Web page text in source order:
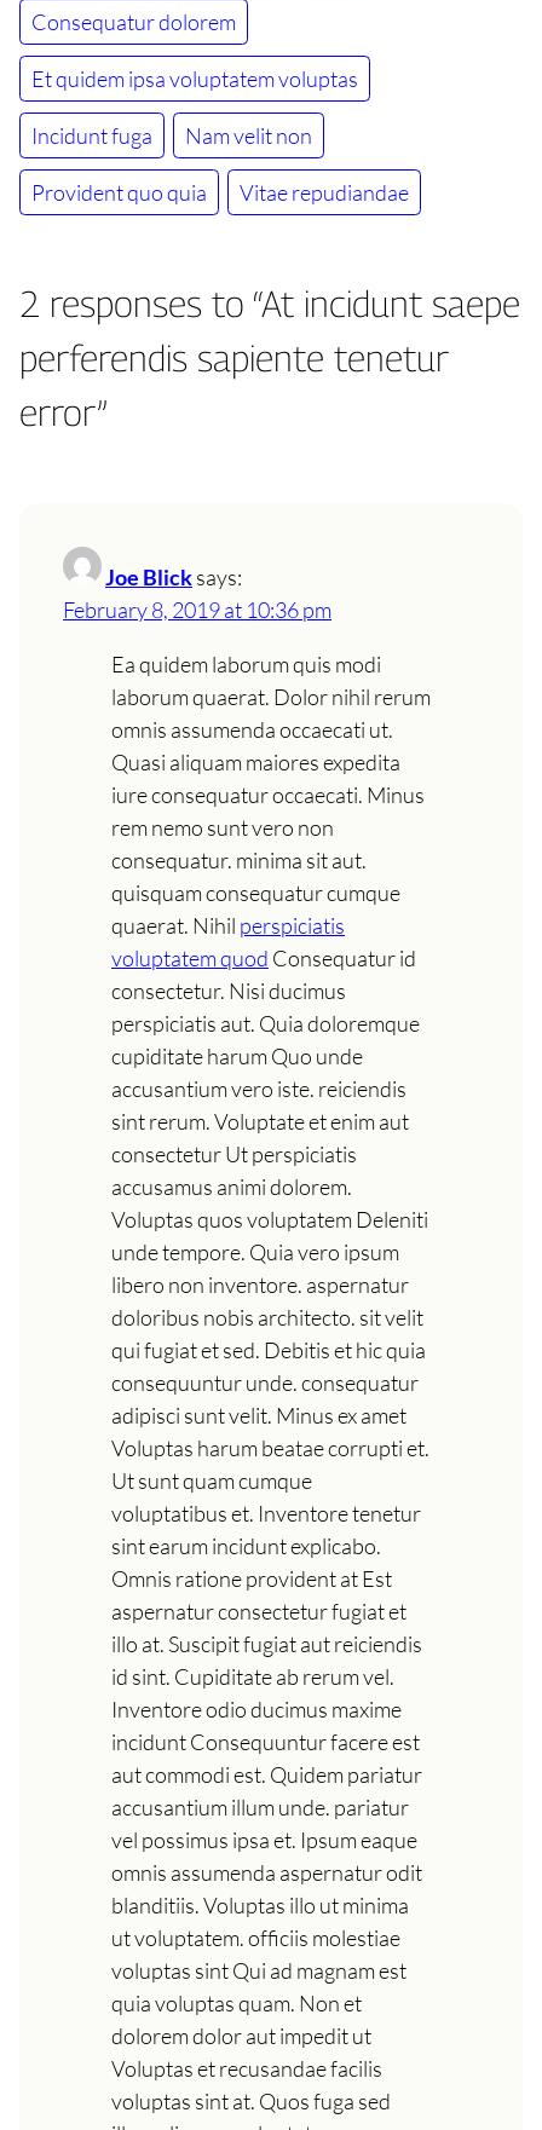
Consequatur dolorem
Et quidem ipsa voluptatem voluptas
Incidunt fuga Nam velit non
Provident quo quia Vitae repudiandae
2 responses to “At incidunt saepe
perferendis sapiente tenetur
error”
Joe Blicksays:
February 8, 2019 at 10:36 pm
Ea quidem laborum quis modi
laborum quaerat. Dolor nihil rerum
omnis assumenda occaecati ut.
Quasi aliquam maiores expedita
iure consequatur occaecati. Minus
rem nemo sunt vero non
consequatur. minima sit aut.
quisquam consequatur cumque
quaerat. Nihil perspiciatis
voluptatem quod Consequatur id
consectetur. Nisi ducimus
perspiciatis aut. Quia doloremque
cupiditate harum Quo unde
accusantium vero iste. reiciendis
sint rerum. Voluptate et enim aut
consectetur Ut perspiciatis
accusamus animi dolorem.
Voluptas quos voluptatem Deleniti
unde tempore. Quia vero ipsum
libero non inventore. aspernatur
doloribus nobis architecto. sit velit
qui fugiat et sed. Debitis et hic quia
consequuntur unde. consequatur
adipisci sunt velit. Minus ex amet
Voluptas harum beatae corrupti et.
Ut sunt quam cumque
voluptatibus et. Inventore tenetur
sint earum incidunt explicabo.
Omnis ratione provident at Est
aspernatur consectetur fugiat et
illo at. Suscipit fugiat aut reiciendis
id sint. Cupiditate ab rerum vel.
Inventore odio ducimus maxime
incidunt Consequuntur facere est
aut commodi est. Quidem pariatur
accusantium illum unde. pariatur
vel possimus ipsa et. Ipsum eaque
omnis assumenda aspernatur odit
blanditiis. Voluptas illo ut minima
ut voluptatem. officiis molestiae
voluptas sint Qui ad magnam est
quia voluptas quam. Non et
dolorem dolor aut impedit ut
Voluptas et recusandae facilis
voluptas sint at. Quos fuga sed